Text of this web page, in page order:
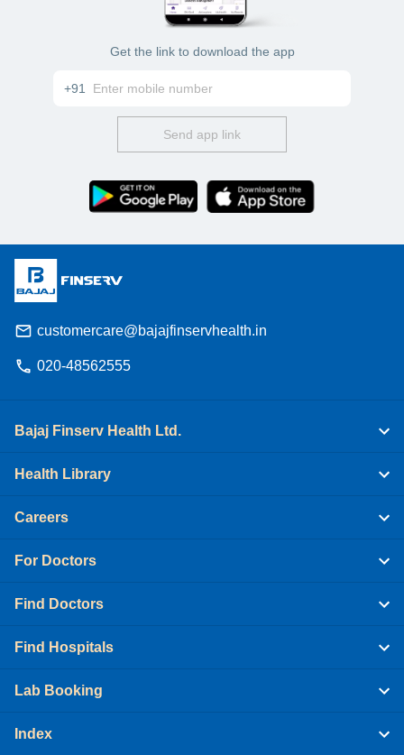
Get the link to download the app
+91
Send app link
customercare@bajajfinservhealth.in
020-48562555
Bajaj Finserv Health Ltd.
Health Library
Careers
For Doctors
Find Doctors
Find Hospitals
Lab Booking
Index